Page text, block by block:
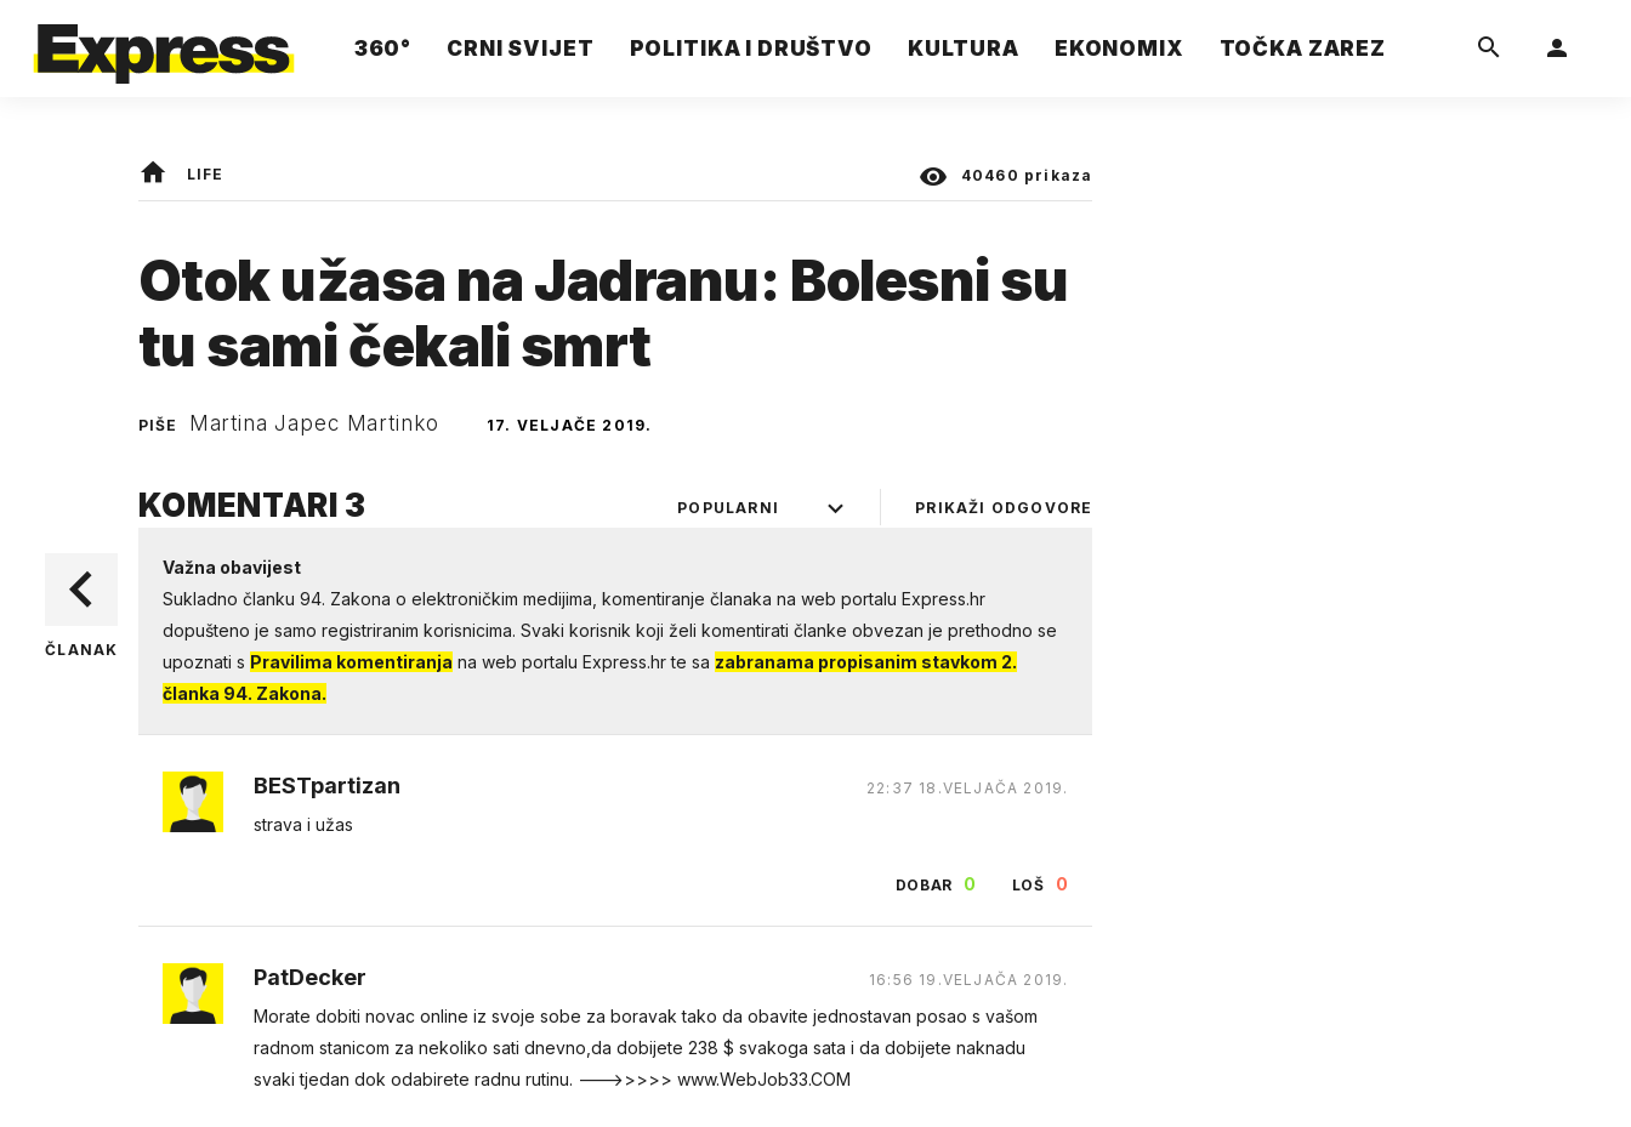
360° CRNI SVIJET POLITIKA I DRUŠTVO KULTURA EKONOMIX TOČKA ZAREZ
LIFE 40460 prikaza
Otok užasa na Jadranu: Bolesni su
tu sami čekali smrt
PIŠE Martina Japec Martinko 17. VELJAČE 2019.
ČLANAK
KOMENTARI 3 PRIKAŽI ODGOVORE
POPULARNI
Važna obavijest
Sukladno članku 94. Zakona o elektroničkim medijima, komentiranje članaka na web portalu Express.hr
dopušteno je samo registriranim korisnicima. Svaki korisnik koji želi komentirati članke obvezan je prethodno se
upoznati s Pravilima komentiranja na web portalu Express.hr te sa zabranama propisanim stavkom 2.
članka 94. Zakona.
BESTpartizan 22:37 18.VELJAČA 2019.
strava i užas
DOBAR 0 LOŠ 0
PatDecker 16:56 19.VELJAČA 2019.
Morate dobiti novac online iz svoje sobe za boravak tako da obavite jednostavan posao s vašom
radnom stanicom za nekoliko sati dnevno,da dobijete 238 $ svakoga sata i da dobijete naknadu
svaki tjedan dok odabirete radnu rutinu. --->>>>> www.WebJob33.COM